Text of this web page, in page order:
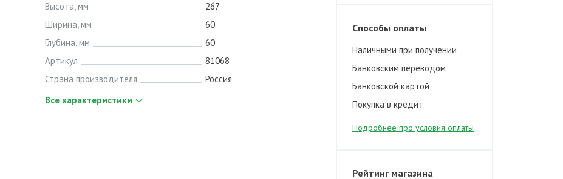
Высота, мм
267
Ширина, мм
60
Глубина, мм
60
Артикул
81068
Страна производителя
Россия
Все характеристики
Способы оплаты
Наличными при получении
Банковским переводом
Банковской картой
Покупка в кредит
Подробнее про условия оплаты
Рейтинг магазина